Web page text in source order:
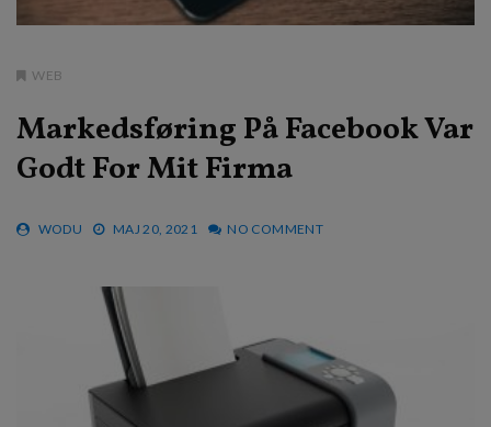
WEB
Markedsføring På Facebook Var
Godt For Mit Firma
WODU MAJ 20, 2021 NO COMMENT